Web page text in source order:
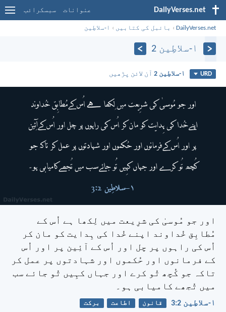
DailyVerses.net عنوانات سبسکرائب
DailyVerses.net
› بائبل کی کتابیں › ۱-سلاطِین
۱-سلاطِین 2
URD ۱-سلاطِین 2 آن لائن پڑھیں
اور جو مُوسیٰ کی شرِیعت میں لِکھا ہے اُس کے
مُطابِق خُداوند اپنے خُدا کی ہِدایت کو مان کر
اُس کی راہوں پر چل اور اُس کے آئِین پر اور اُس
کے فرمانوں اور حُکموں اور شہادتوں پر عمل کر
تاکہ جو کُچھ تُو کرے اور جہاں کہِیں تُو جائے سب
میں تُجھے کامیابی ہو۔
۱-سلاطِین 2:‏3 قانون اطاعت برکت